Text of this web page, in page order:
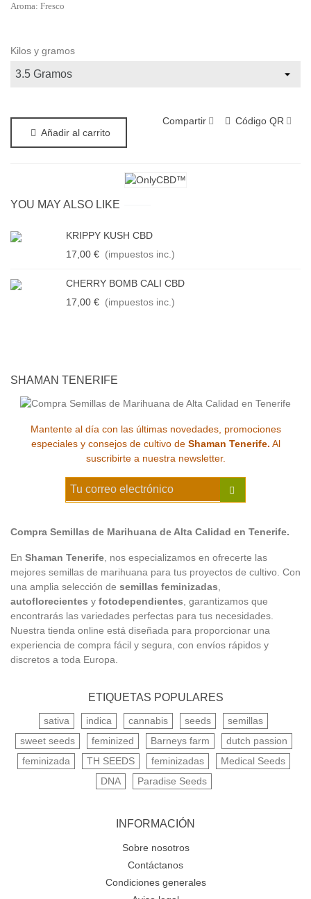
Aroma: Fresco
Kilos y gramos
Añadir al carrito
Compartir Código QR
YOU MAY ALSO LIKE
KRIPPY KUSH CBD
17,00 € (impuestos inc.)
CHERRY BOMB CALI CBD
17,00 € (impuestos inc.)
SHAMAN TENERIFE
Mantente al día con las últimas novedades, promociones
especiales y consejos de cultivo de Shaman Tenerife. Al
suscribirte a nuestra newsletter.
Compra Semillas de Marihuana de Alta Calidad en Tenerife.
En Shaman Tenerife , nos especializamos en ofrecerte las
mejores semillas de marihuana para tus proyectos de cultivo. Con
una amplia selección de semillas feminizadas
autoflorecientes y fotodependientes , garantizamos que
encontrarás las variedades perfectas para tus necesidades.
Nuestra tienda online está diseñada para proporcionar una
experiencia de compra fácil y segura, con envíos rápidos y
discretos a toda Europa.
ETIQUETAS POPULARES
sativa indica cannabis seeds
semillas
sweet seeds
feminized Barneys farm
dutch passion
feminizada
TH SEEDS feminizadas
Medical Seeds
DNA
Paradise Seeds
INFORMACIÓN
Sobre nosotros
Contáctanos
Condiciones generales